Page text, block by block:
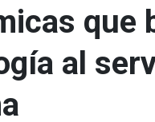
que
al